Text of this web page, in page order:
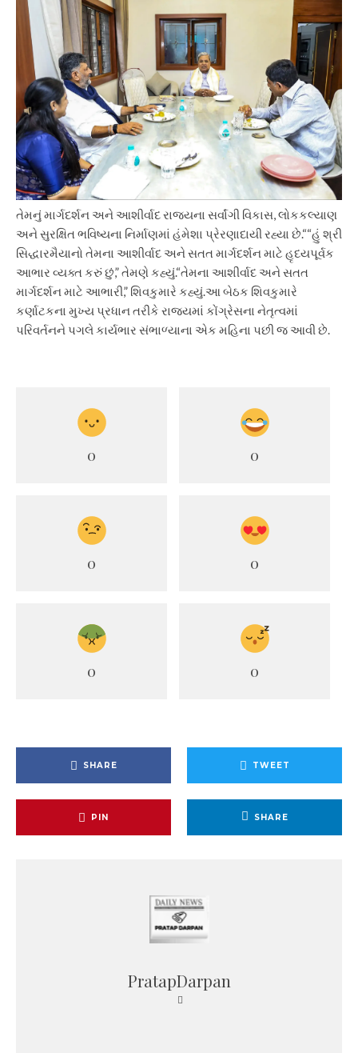
તેમનું માર્ગદર્શન અને આશીર્વાદ રાજ્યના સર્વાંગી વિકાસ, લોકકલ્યાણ
અને સુરક્ષિત ભવિષ્યના નિર્માણમાં હંમેશા પ્રેરણાદાયી રહ્યા છે.““હું શ્રી
સિદ્ધારમૈયાનો તેમના આશીર્વાદ અને સતત માર્ગદર્શન માટે હૃદયપૂર્વક
આભાર વ્યક્ત કરું છું,” તેમણે કહ્યું.“તેમના આશીર્વાદ અને સતત
માર્ગદર્શન માટે આભારી,” શિવકુમારે કહ્યું.આ બેઠક શિવકુમારે
કર્ણાટકના મુખ્ય પ્રધાન તરીકે રાજ્યમાં કોંગ્રેસના નેતૃત્વમાં
પરિવર્તનને પગલે કાર્યભાર સંભાળ્યાના એક મહિના પછી જ આવી છે.
0 0
0 0
0 0
SHARE TWEET
PIN SHARE
PratapDarpan